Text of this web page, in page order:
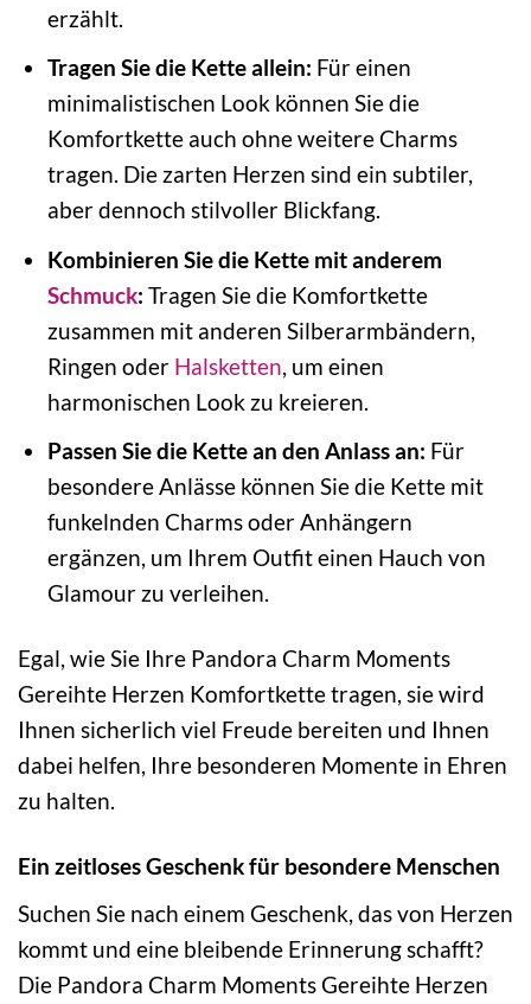
erzählt.
Tragen Sie die Kette allein: Für einen
minimalistischen Look können Sie die
Komfortkette auch ohne weitere Charms
tragen. Die zarten Herzen sind ein subtiler,
aber dennoch stilvoller Blickfang.
Kombinieren Sie die Kette mit anderem
Schmuck: Tragen Sie die Komfortkette
zusammen mit anderen Silberarmbändern,
Ringen oder Halsketten, um einen
harmonischen Look zu kreieren.
Passen Sie die Kette an den Anlass an: Für
besondere Anlässe können Sie die Kette mit
funkelnden Charms oder Anhängern
ergänzen, um Ihrem Outfit einen Hauch von
Glamour zu verleihen.
Egal, wie Sie Ihre Pandora Charm Moments
Gereihte Herzen Komfortkette tragen, sie wird
Ihnen sicherlich viel Freude bereiten und Ihnen
dabei helfen, Ihre besonderen Momente in Ehren
zu halten.
Ein zeitloses Geschenk für besondere Menschen
Suchen Sie nach einem Geschenk, das von Herzen
kommt und eine bleibende Erinnerung schafft?
Die Pandora Charm Moments Gereihte Herzen